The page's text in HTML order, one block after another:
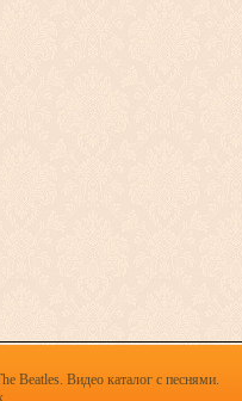
Beatles. Видео каталог с песнями.